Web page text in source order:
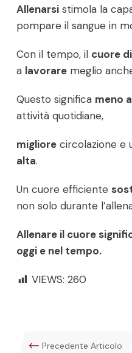
Allenarsi stimola la
pompare il sangue in
Con il tempo, il cuore
a lavorare meglio
Questo significa meno
attività quotidiane,
migliore circolazione e
alta.
Un cuore efficiente
non solo durante
Allenare il cuore
oggi e nel tempo.
VIEWS: 260
Precedente Articolo